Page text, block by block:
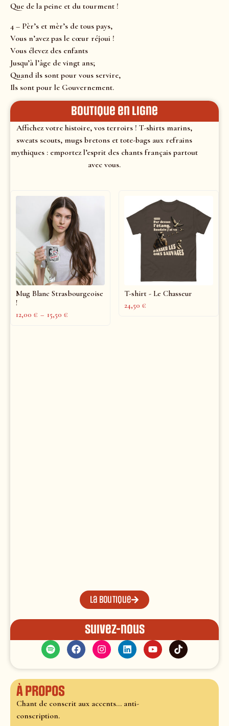
Que de la peine et du tourment !
4 – Pèr’s et mèr’s de tous pays,
Vous n’avez pas le cœur réjoui !
Vous élevez des enfants
Jusqu’à l’âge de vingt ans;
Quand ils sont pour vous servire,
Ils sont pour le Gouvernement.
Boutique en ligne
Affichez votre histoire, vos terroirs ! T-shirts marins,
sweats scouts, mugs bretons et tote-bags aux refrains
mythiques : emportez l’esprit des chants français partout
avec vous.
Mug Blanc Strasbourgeoise
!
12,00 € – 15,50 €
T-shirt - Le Chasseur
24,50 €
La boutique
Suivez-nous
À propos
Chant de conscrit aux accents... anti-
conscription.